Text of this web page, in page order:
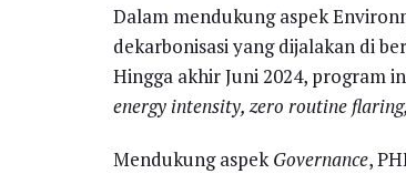
Dalam mendukung aspek
dekarbonisasi yang dijalakan di
Hingga akhir Juni 2024, program
energy intensity, zero routine
Mendukung aspekGovernance,